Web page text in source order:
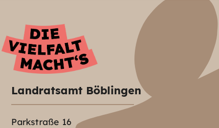
Landratsamt Böblingen
Parkstraße 16